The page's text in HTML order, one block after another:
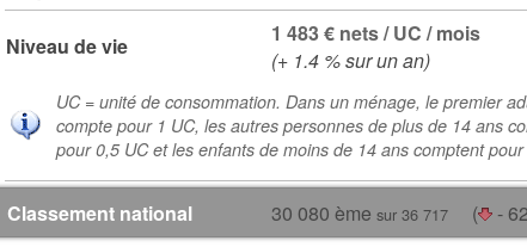
Niveau de vie
1 483 € nets / UC / mois
(+ 1.4 % sur un an)
UC = unité de consommation. Dans un ménage, le premier
compte pour 1 UC, les autres personnes de plus de 14 ans
pour 0,5 UC et les enfants de moins de 14 ans comptent
Classement national 30 080 ème sur 36 717 (
-